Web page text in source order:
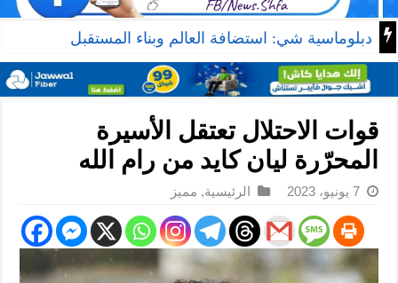
دبلوماسية شي: استضافة العالم وبناء المستقبل
قوات الاحتلال تعتقل الأسيرة
المحرّرة ليان كايد من رام الله
7 يونيو، 2023 الرئيسية, مميز